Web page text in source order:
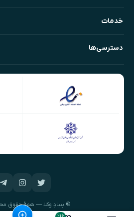
خدمات
دسترسی‌ها
© بنیادِ وکلا — همهٔ حقوق